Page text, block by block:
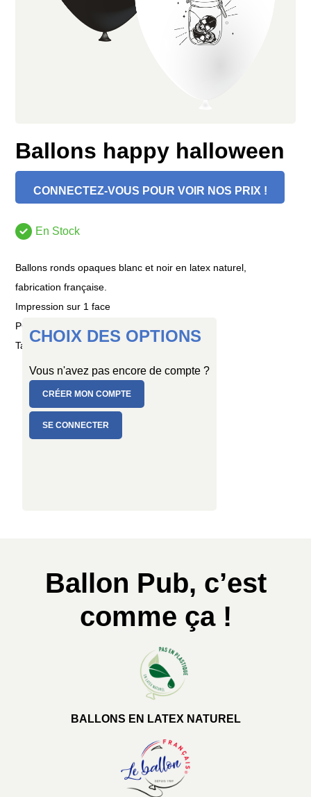
Ballons happy halloween
CONNECTEZ-VOUS POUR VOIR NOS PRIX !
En Stock
Ballons ronds opaques blanc et noir en latex naturel,
fabrication française.
Impression sur 1 face
PC de 10 ballons
Taille : Ø 25/29 cm
CHOIX DES OPTIONS
Vous n'avez pas encore de compte ?
CRÉER MON COMPTE
SE CONNECTER
Ballon Pub, c’est
comme ça !
BALLONS EN LATEX NATUREL